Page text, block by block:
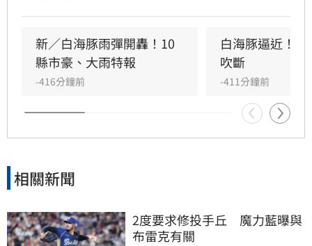
央氣象署表示，研判應是颱風外圍雲系強對流造
成，可能是海上常見的水龍捲或空中的漏斗雲，
兩者對地面都不具明顯破壞力。
新／白海豚雨彈開轟！10
縣市豪、大雨特報
-416分鐘前
白海豚逼近！
吹斷
-411分鐘前
相關新聞
2度要求修投手丘　魔力藍曝與
布雷克有關